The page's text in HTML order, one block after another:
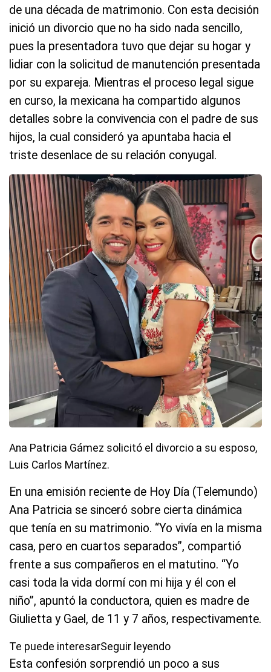
de una década de matrimonio. Con esta decisión
inició un divorcio que no ha sido nada sencillo,
pues la presentadora tuvo que dejar su hogar y
lidiar con la solicitud de manutención presentada
por su expareja. Mientras el proceso legal sigue
en curso, la mexicana ha compartido algunos
detalles sobre la convivencia con el padre de sus
hijos, la cual consideró ya apuntaba hacia el
triste desenlace de su relación conyugal.
Ana Patricia Gámez solicitó el divorcio a su esposo,
Luis Carlos Martínez.
En una emisión reciente de Hoy Día (Telemundo)
Ana Patricia se sinceró sobre cierta dinámica
que tenía en su matrimonio. “Yo vivía en la misma
casa, pero en cuartos separados”, compartió
frente a sus compañeros en el matutino. “Yo
casi toda la vida dormí con mi hija y él con el
niño”, apuntó la conductora, quien es madre de
Giulietta y Gael, de 11 y 7 años, respectivamente.
Te puede interesarSeguir leyendo
Esta confesión sorprendió un poco a sus